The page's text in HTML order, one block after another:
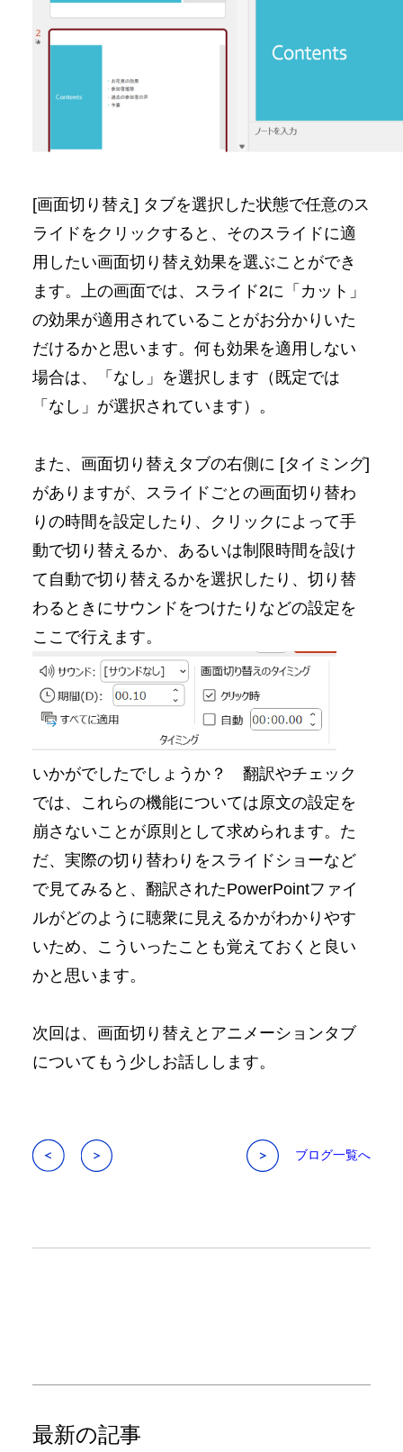
[画面切り替え] タブを選択した状態で任意のス
ライドをクリックすると、そのスライドに適
用したい画面切り替え効果を選ぶことができ
ます。上の画面では、スライド2に「カット」
の効果が適用されていることがお分かりいた
だけるかと思います。何も効果を適用しない
場合は、「なし」を選択します（既定では
「なし」が選択されています）。
また、画面切り替えタブの右側に [タイミング]
がありますが、スライドごとの画面切り替わ
りの時間を設定したり、クリックによって手
動で切り替えるか、あるいは制限時間を設け
て自動で切り替えるかを選択したり、切り替
わるときにサウンドをつけたりなどの設定を
ここで行えます。
いかがでしたでしょうか？ 翻訳やチェック
では、これらの機能については原文の設定を
崩さないことが原則として求められます。た
だ、実際の切り替わりをスライドショーなど
で見てみると、翻訳されたPowerPointファイ
ルがどのように聴衆に見えるかがわかりやす
いため、こういったことも覚えておくと良い
かと思います。
次回は、画面切り替えとアニメーションタブ
についてもう少しお話しします。
ブログ一覧へ
最新の記事